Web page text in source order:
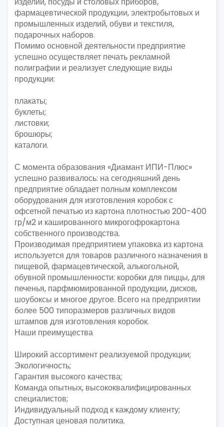
фармацевтической продукции, электробытовых и
промышленных изделий, обуви и текстиля,
подарочных наборов.
Помимо основной деятельности предприятие
успешно осуществляет печать рекламной
полиграфии и реализует следующие виды
продукции:
плакаты;
буклеты;
листовки;
брошюры;
каталоги.
С момента образования «Диамант ИПИ-Плюс»
успешно развивалось: на сегодняшний день
предприятие обладает полным комплексом
оборудования для изготовления коробок с
офсетной печатью из картона плотностью 200-400
гр/м2 и кашированного микрогофрокартона
собственного производства.
Производимая предприятием упаковка из картона
используется для товаров различного назначения в
пищевой, фармацевтической, алькогольной,
обувной промышленности: коробки для пиццы, для
печенья, парфмюмированной продукции, дисков,
шоубоксы и многое другое. Всего на предприятии
более 500 типоразмеров различных видов
штампов для изготовления коробок.
Наши преимущества
Широкий ассортимент реализуемой продукции;
Экологичность;
Гарантия высокого качества;
Команда опытных, высококвалифицированных
специалистов;
Индивидуальный подход к каждому клиенту;
Доступная ценовая политика.